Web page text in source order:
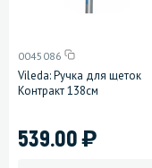
0045086
Vileda: Ручка для щеток
Контракт 138см
539.00)